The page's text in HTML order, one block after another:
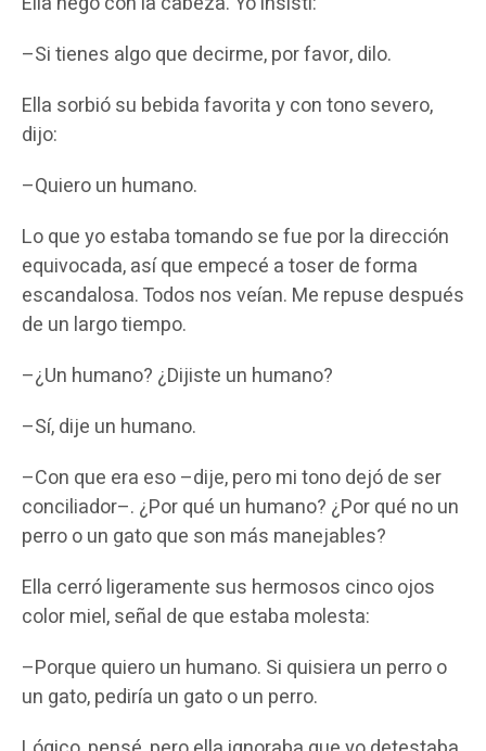
–Si tienes algo que decirme, por favor, dilo.
Ella sorbió su bebida favorita y con tono severo,
dijo:
–Quiero un humano.
Lo que yo estaba tomando se fue por la dirección
equivocada, así que empecé a toser de forma
escandalosa. Todos nos veían. Me repuse después
de un largo tiempo.
–¿Un humano? ¿Dijiste un humano?
–Sí, dije un humano.
–Con que era eso –dije, pero mi tono dejó de ser
conciliador–. ¿Por qué un humano? ¿Por qué no un
perro o un gato que son más manejables?
Ella cerró ligeramente sus hermosos cinco ojos
color miel, señal de que estaba molesta:
–Porque quiero un humano. Si quisiera un perro o
un gato, pediría un gato o un perro.